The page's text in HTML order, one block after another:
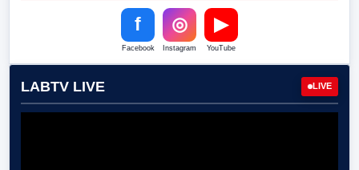
f
Facebook
◎
Instagram
▶
YouTube
LABTV LIVE LIVE